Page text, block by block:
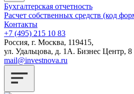
Бухгалтерская отчетность
Расчет собственных средств (код
Контакты
+7 (495) 215 10 83
Россия, г. Москва, 119415,
ул. Удальцова, д. 1А. Бизнес Центр, 8
mail@investnova.ru